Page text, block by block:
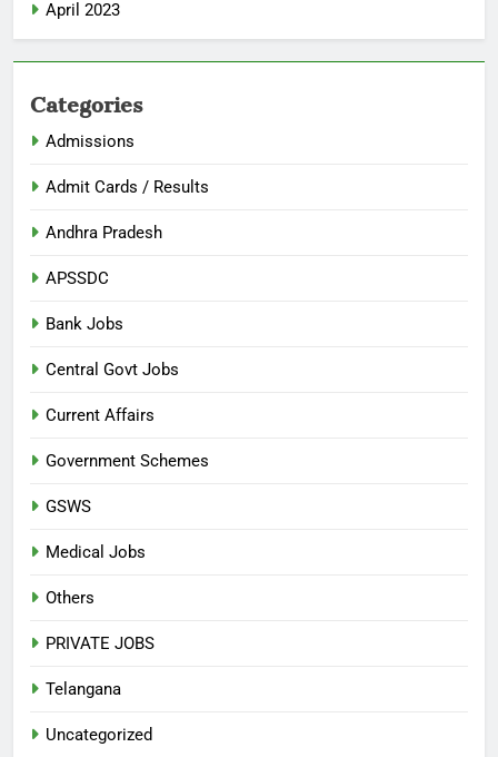
April 2023
Categories
Admissions
Admit Cards / Results
Andhra Pradesh
APSSDC
Bank Jobs
Central Govt Jobs
Current Affairs
Government Schemes
GSWS
Medical Jobs
Others
PRIVATE JOBS
Telangana
Uncategorized